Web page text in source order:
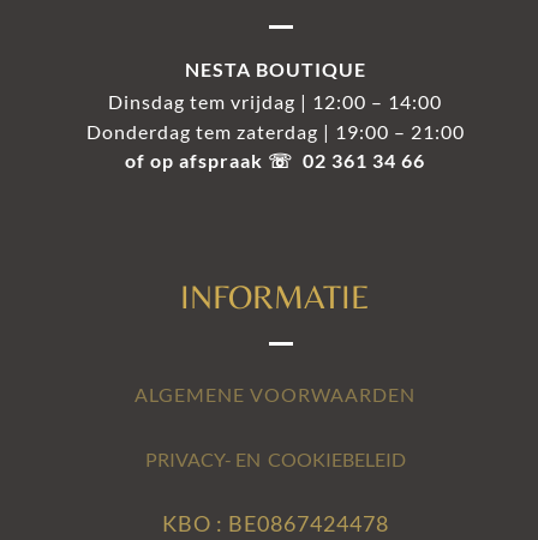
NESTA BOUTIQUE
Dinsdag tem vrijdag | 12:00 – 14:00
Donderdag tem zaterdag | 19:00 – 21:00
of op afspraak ☏ 02 361 34 66
INFORMATIE
ALGEMENE VOORWAARDEN
PRIVACY- EN COOKIEBELEID
KBO : BE0867424478